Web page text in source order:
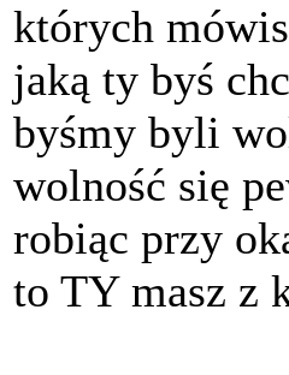
których
jaką ty byś
byśmy byli
wolność się
robiąc przy
to TY masz z